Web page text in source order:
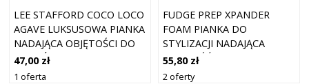
LEE STAFFORD COCO LOCO
AGAVE LUKSUSOWA PIANKA
NADAJĄCA OBJĘTOŚCI DO
WŁOSÓW CIENKICH I
DELIKATNYCH 200 ML
47,00 zł
1 oferta
FUDGE PREP XPANDER
FOAM PIANKA DO
STYLIZACJI NADAJĄCA
OBJĘTOŚĆ I BLASK 200 ML
55,80 zł
2 oferty